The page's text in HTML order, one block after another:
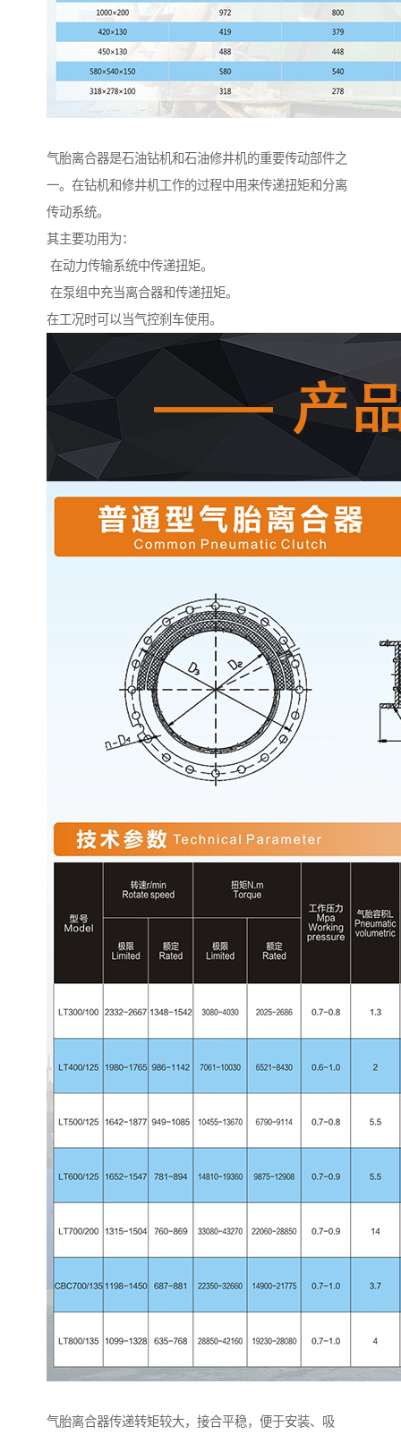
气胎离合器是石油钻机和石油修井机的重要传动部件之
一。在钻机和修井机工作的过程中用来传递扭矩和分离
传动系统。
其主要功用为：
在动力传输系统中传递扭矩。
在泵组中充当离合器和传递扭矩。
在工况时可以当气控刹车使用。
气胎离合器传递转矩较大，接合平稳，便于安装、吸